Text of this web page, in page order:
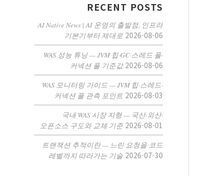
RECENT POSTS
AI Native News | AI 운영의 출발점, 인프라
기본기부터 제대로 2026-08-06
WAS 성능 튜닝 — JVM 힙·GC·스레드 풀·
커넥션 풀 기준값 2026-08-06
WAS 모니터링 가이드 — JVM 힙·스레드·
커넥션 풀 관측 포인트 2026-08-03
국내 WAS 시장 지형 — 국산·외산·
오픈소스 구도와 교체 기준 2026-08-01
트랜잭션 추적이란 — 느린 요청을 코드
레벨까지 따라가는 기술 2026-07-30